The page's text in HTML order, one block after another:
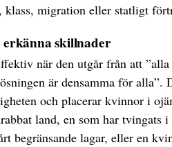
migration eller statligt
erkänna skillnader
när den utgår från att
är densamma för alla”.
och placerar kvinnor i
land, en som har tvingats
begränsande lagar, eller en